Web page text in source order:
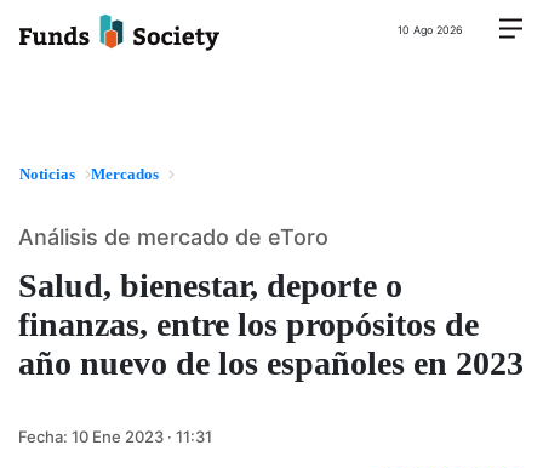
10 Ago 2026
Noticias Mercados
Salud, bienestar, deporte o
finanzas, entre los propósitos de
año nuevo de los españoles en 2023
Análisis de mercado de eToro
Fecha: 10 Ene 2023 · 11:31